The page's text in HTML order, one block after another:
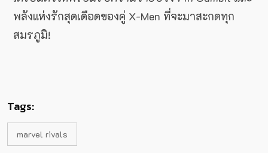
พลังแห่งรักสุดเดือดของคู่ X-Men ที่จะมาสะกดทุก
สมรภูมิ!
Tags:
marvel rivals